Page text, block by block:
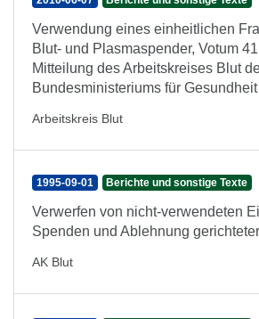
Verwendung eines einheitlichen
Blut- und Plasmaspender, Votum 41
Mitteilung des Arbeitskreises Blut
Bundesministeriums für Gesundheit
Arbeitskreis Blut
1995-09-01 Berichte und sonstige Texte
Verwerfen von nicht-verwendeten
Spenden und Ablehnung
AK Blut